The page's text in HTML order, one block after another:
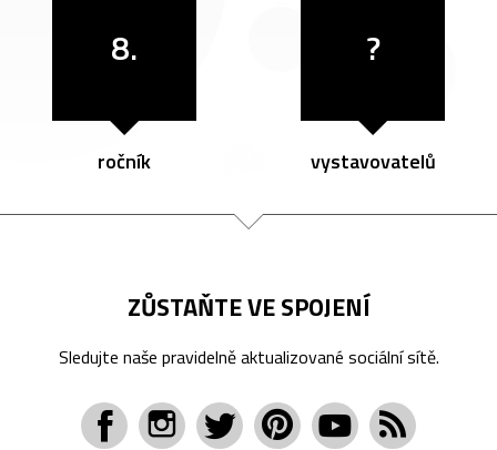
8.
ročník
?
vystavovatelů
ZŮSTAŇTE VE SPOJENÍ
Sledujte naše pravidelně aktualizované sociální sítě.